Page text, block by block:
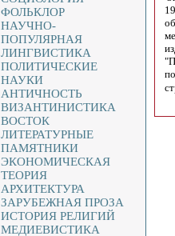
ФОЛЬКЛОР
НАУЧНО-
ПОПУЛЯРНАЯ
ЛИНГВИСТИКА
ПОЛИТИЧЕСКИЕ
НАУКИ
АНТИЧНОСТЬ
ВИЗАНТИНИСТИКА
ВОСТОК
ЛИТЕРАТУРНЫЕ
ПАМЯТНИКИ
ЭКОНОМИЧЕСКАЯ
ТЕОРИЯ
АРХИТЕКТУРА
ЗАРУБЕЖНАЯ ПРОЗА
ИСТОРИЯ РЕЛИГИЙ
МЕДИЕВИСТИКА